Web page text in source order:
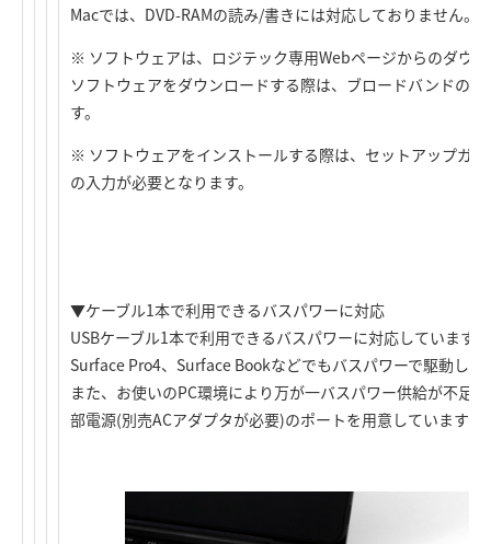
Macでは、DVD-RAMの読み/書きには対応しておりません。
※ ソフトウェアは、ロジテック専用Webページからのダウ
ソフトウェアをダウンロードする際は、ブロードバンドの
す。
※ ソフトウェアをインストールする際は、セットアップガ
の入力が必要となります。
▼ケーブル1本で利用できるバスパワーに対応
USBケーブル1本で利用できるバスパワーに対応しています
Surface Pro4、Surface Bookなどでもバスパワーで駆動しま
また、お使いのPC環境により万が一バスパワー供給が不足
部電源(別売ACアダプタが必要)のポートを用意しています